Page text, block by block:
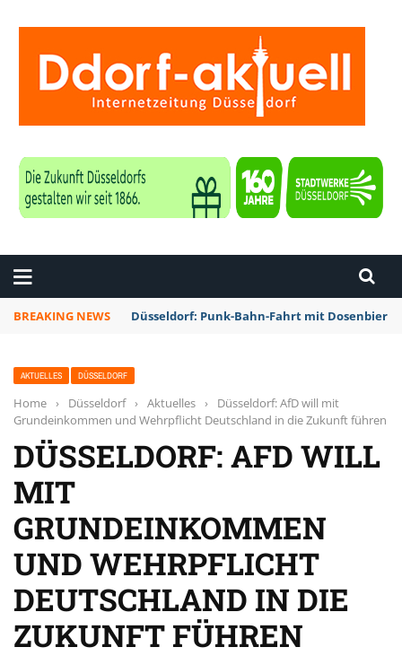
BREAKING NEWS Düsseldorf: Punk-Bahn-Fahrt mit Dosenbier
AKTUELLES DÜSSELDORF
Home › Düsseldorf › Aktuelles ›
Düsseldorf: AfD will mit
Grundeinkommen und Wehrpflicht Deutschland in die Zukunft führen
DÜSSELDORF: AFD WILL
MIT
GRUNDEINKOMMEN
UND WEHRPFLICHT
DEUTSCHLAND IN DIE
ZUKUNFT FÜHREN